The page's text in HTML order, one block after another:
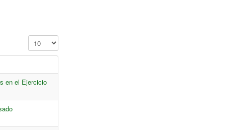
Cantidad a mostrar
en el Ejercicio